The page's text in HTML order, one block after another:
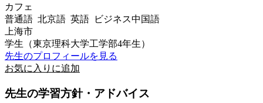
カフェ
普通語 北京語 英語 ビジネス中国語
上海市
学生（東京理科大学工学部4年生）
先生のプロフィールを見る
お気に入りに追加
先生の学習方針・アドバイス